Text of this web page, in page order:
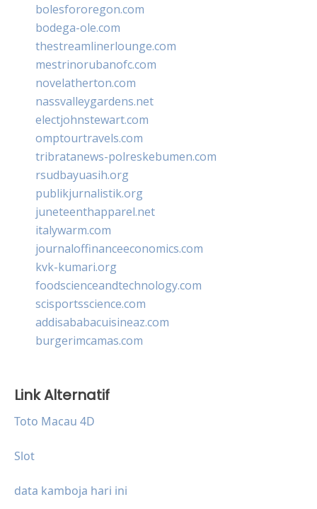
bolesfororegon.com
bodega-ole.com
thestreamlinerlounge.com
mestrinorubanofc.com
novelatherton.com
nassvalleygardens.net
electjohnstewart.com
omptourtravels.com
tribratanews-polreskebumen.com
rsudbayuasih.org
publikjurnalistik.org
juneteenthapparel.net
italywarm.com
journaloffinanceeconomics.com
kvk-kumari.org
foodscienceandtechnology.com
scisportsscience.com
addisababacuisineaz.com
burgerimcamas.com
Link Alternatif
Toto Macau 4D
Slot
data kamboja hari ini